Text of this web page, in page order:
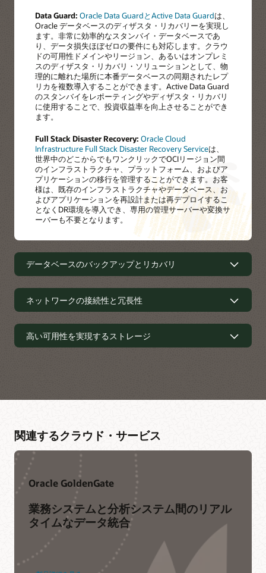
Data Guard: Oracle Data GuardとActive Data Guardは、
Oracle データベースのディザスタ・リカバリーを実現し
ます。非常に効率的なスタンバイ・データベースであ
り、データ損失ほぼゼロの要件にも対応します。クラウ
ドの可用性ドメインやリージョン、あるいはオンプレミ
スのディザスタ・リカバリ・ソリューションとして、物
理的に離れた場所に本番データベースの同期されたレプ
リカを複数導入することができます。Active Data Guard
のスタンバイをレポーティングやディザスタ・リカバリ
に使用することで、投資収益率を向上させることができ
ます。
Full Stack Disaster Recovery: Oracle Cloud
Infrastructure Full Stack Disaster Recovery Serviceは、
世界中のどこからでもワンクリックでOCIリージョン間
のインフラストラクチャ、プラットフォーム、およびア
プリケーションの移行を管理することができます。お客
様は、既存のインフラストラクチャやデータベース、お
よびアプリケーションを再設計または再デプロイするこ
となくDR環境を導入でき、専用の管理サーバーや変換サ
ーバーも不要となります。
データベースのバックアップとリカバリ
データベースのバックアップとリカバ
リ
Oracle Database Zero Data Loss Autonomous
Recovery Service:継続的なデータ保護と、OCI上で稼働
のバックアップ・ライフサイクルの管理、データベース
ベースを実行する際に独自のリカバリ機能を提供しま
す。
Oracle Recovery Manager:
Oracle Recovery Manager
は、Oracle AI Databaseを効率的にバックアップ、リカ
バリ、および移行するための包括的な基盤を提供しま
す。タスクの共通インターフェイスを提供し、基本的な
データベースの手順に配慮しながらパフォーマンスとス
ペース消費を最適化し、リテンション・ポリシーやバッ
クアップ履歴などの管理機能を提供し、さまざまなツー
ルとの統合を実現します。
ネットワークの接続性と冗長性
リージョン、フォルト・ドメインおよ
び可用性ドメイン
ラウド戦略により、お客様は機密データを国外に持ち出
ら、地理的に離れた複数の場所にデプロイすることがで
フォルト・ドメイン:OCIの物理的・仮想ネットワークの
設計により、パフォーマンスとセキュリティを最大限の
ものにします。オラクルのクラウド・リージョンには、
少なくとも3つのフォールト・ドメインが含まれていま
す。フォルト・ドメインとは、ハードウェアやネットワ
ーク障害に対する高可用性と耐障害性を備えた論理的な
データ・センターを形成するハードウェアのグループで
高い可用性を実現するストレージ
イ（DRG）があり、各IPSec VPN接続は、スタティッ
複数の冗長なIPSecトンネルで構成されています。
FastConnect: お客様のデータ・センターは、プロバイダ
のPOP（points-of-presence）にあるOCIルーターに直接
接続するか、オラクルの多くのパートナーを利用して、
世界中のPOPからOCIネットワーキング・リソースに接
続することができます。オラクルは、リージョンごとの
複数のPOPや、POPごとの複数のFastConnectルーター
など、フォルト・トレラントな接続を構築するための機
能を提供しています。
または複数の利用可能なリージョンにわたって自動的に
複製されます。お客様はレプリケーションをライフサイ
クル管理ポリシーと結びつけて、オブジェクトを自動的
に入力、アーカイブ、および削除できます。
Block Storage:OCI Block Volumeのポリシーベースのバ
ックアップを使用して、自動的にスケジュールされたバ
ックアップを実行し、バックアップ・ポリシーに基づい
て保持します。データを一貫してバックアップすること
で、データ・コンプライアンスや規制要件を遵守するこ
とができます。
File Storage:
OCI File Storageは、業界標準のNFS
(Network File System) ファイル・アクセス・プロトコル
関連するクラウド・サービス
Oracle GoldenGate
業務システムと分析システム間のリアル
タイムなデータ統合